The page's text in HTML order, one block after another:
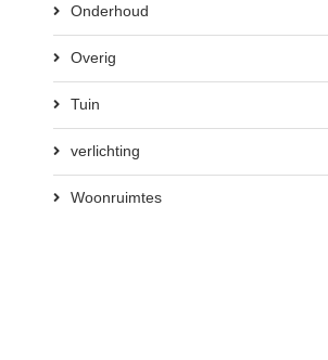
Het verhaal achter Roelof de Vries
Onderhoud
Overig
Tuin
verlichting
Woonruimtes